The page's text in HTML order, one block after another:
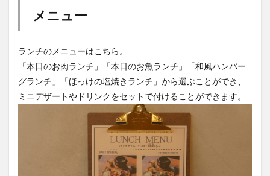
メニュー
ランチのメニューはこちら。
「本日のお肉ランチ」「本日のお魚ランチ」「和風ハンバー
グランチ」「ほっけの塩焼きランチ」から選ぶことができ、
ミニデザートやドリンクをセットで付けることができます。